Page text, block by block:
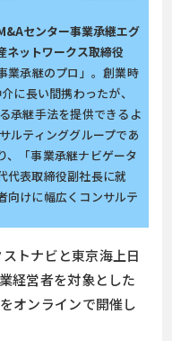
センター事業承継エグ
ネットワークス取締役
業承継のプロ」。創業時
に長い間携わったが、
承継手法を提供できるよ
ルティンググループであ
、「事業承継ナビゲータ
代表取締役副社長に就
向けに幅広くコンサルテ
トナビと東京海上日
経営者を対象とした
オンラインで開催し